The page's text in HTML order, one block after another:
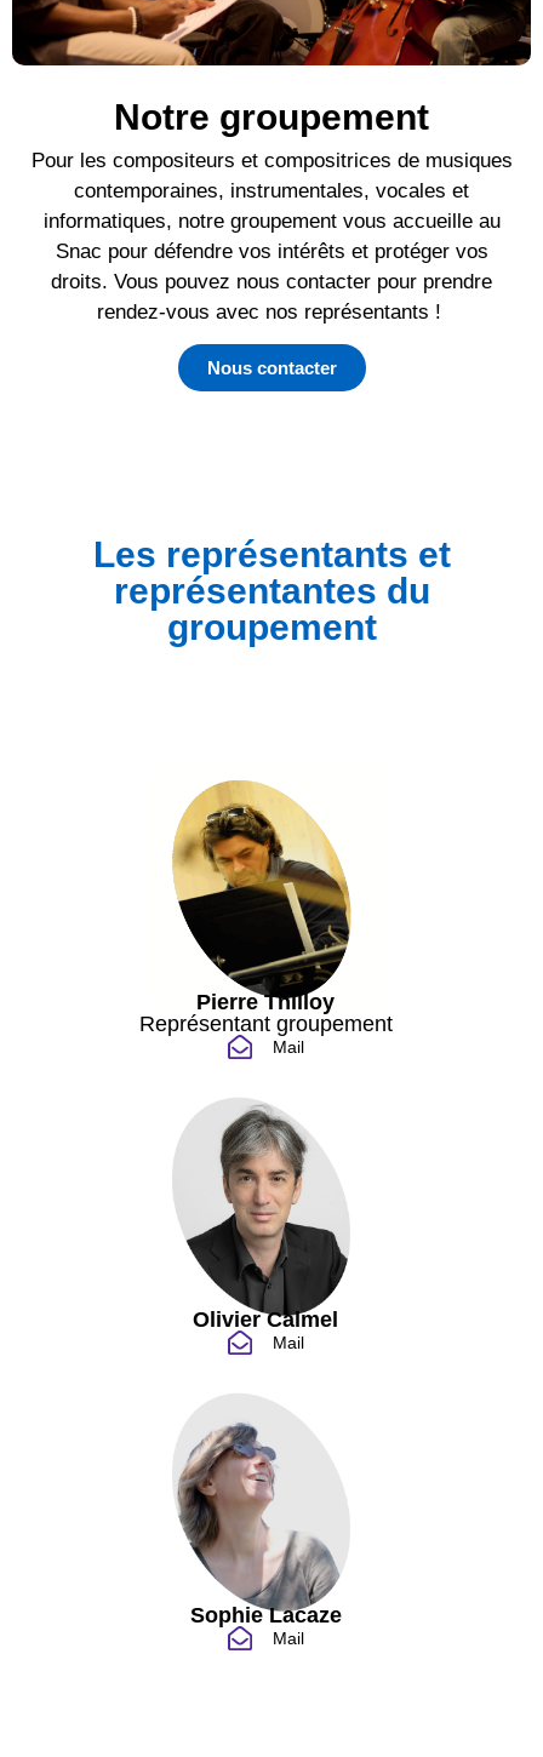
Notre groupement
Pour les compositeurs et compositrices de musiques
contemporaines, instrumentales, vocales et
informatiques, notre groupement vous accueille au
Snac pour défendre vos intérêts et protéger vos
droits. Vous pouvez nous contacter pour prendre
rendez-vous avec nos représentants !
Nous contacter
Les représentants et
représentantes du
groupement
Pierre Thilloy
Représentant groupement
Mail
Olivier Calmel
Mail
Sophie Lacaze
Mail